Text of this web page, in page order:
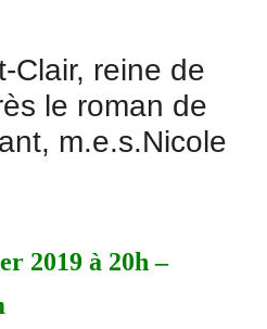
Clair, reine de
le roman de
m.e.s.Nicole
2019 à 20h –